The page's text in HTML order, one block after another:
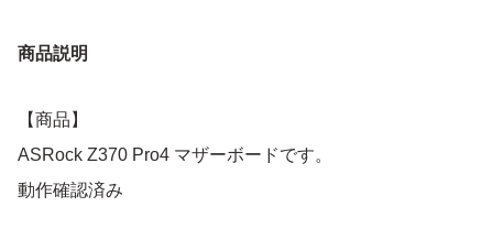
商品説明
【商品】
ASRock Z370 Pro4 マザーボードです。
動作確認済み